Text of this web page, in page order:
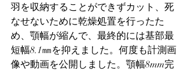
羽を収納することができずカット、死
なせないために乾燥処置を行ったた
め、顎幅が縮んで、最終的には基部最
短幅8.1㎜を抑えました。何度も計測画
像や動画を公開しました。顎幅8mm完